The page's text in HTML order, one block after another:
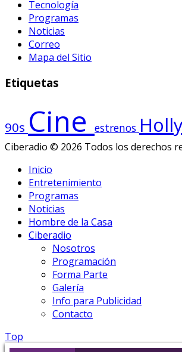
Tecnología
Programas
Noticias
Correo
Mapa del Sitio
Etiquetas
90s Cine estrenos
Ciberadio © 2026 Todos los derechos
Inicio
Entretenimiento
Programas
Noticias
Hombre de la Casa
Ciberadio
Nosotros
Programación
Forma Parte
Galería
Info para Publicidad
Contacto
Top